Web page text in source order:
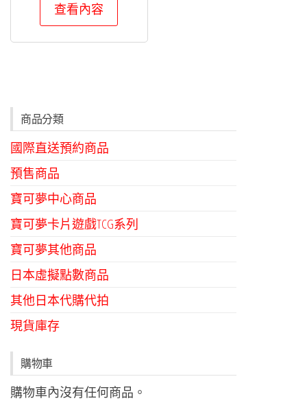
查看內容
商品分類
國際直送預約商品
預售商品
寶可夢中心商品
寶可夢卡片遊戲TCG系列
寶可夢其他商品
日本虛擬點數商品
其他日本代購代拍
現貨庫存
購物車
購物車內沒有任何商品。